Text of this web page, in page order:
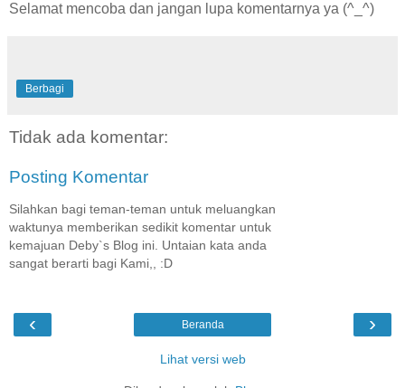
Selamat mencoba dan jangan lupa komentarnya ya (^_^)
Berbagi
Tidak ada komentar:
Posting Komentar
Silahkan bagi teman-teman untuk meluangkan
waktunya memberikan sedikit komentar untuk
kemajuan Deby`s Blog ini. Untaian kata anda
sangat berarti bagi Kami,, :D
‹ ›
Beranda
Lihat versi web